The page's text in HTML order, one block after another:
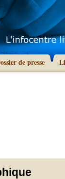
de presse